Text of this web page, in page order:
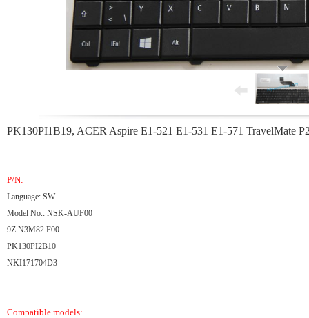
PK130PI1B19, ACER Aspire E1-521 E1-531 E1-571 TravelMate
P/N:
Language: SW
Model No.: NSK-AUF00
9Z.N3M82.F00
PK130PI2B10
NKI171704D3
Compatible models: